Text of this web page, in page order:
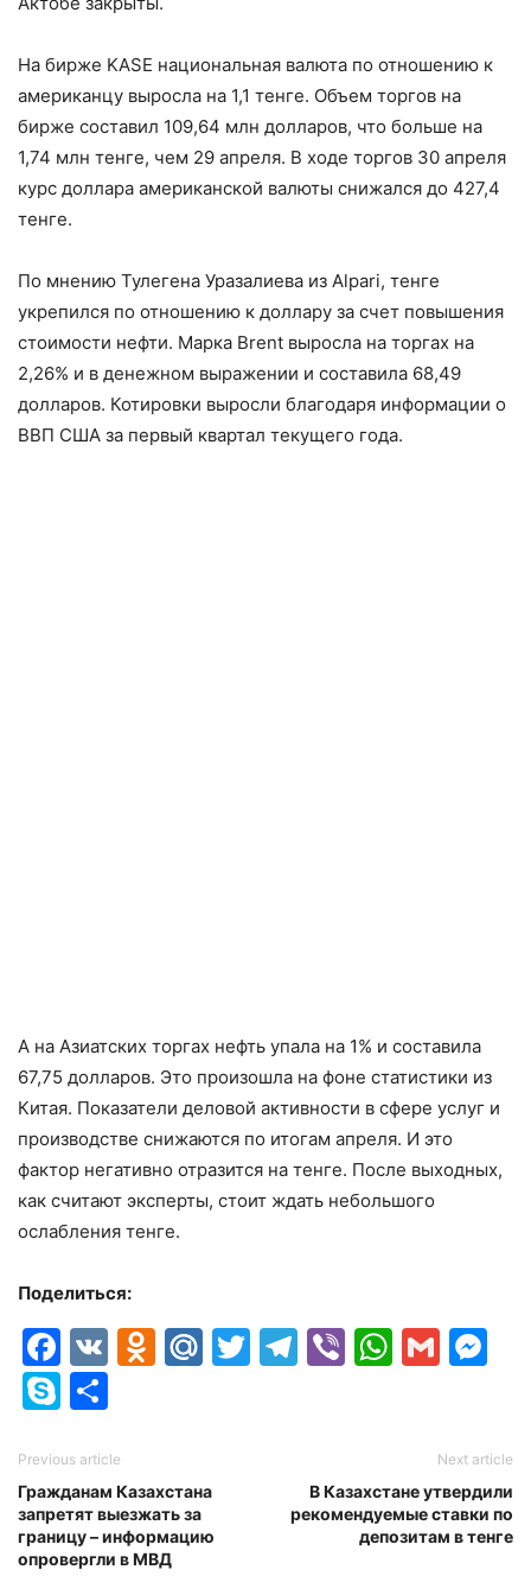
На бирже KASE национальная валюта по отношению к
американцу выросла на 1,1 тенге. Объем торгов на
бирже составил 109,64 млн долларов, что больше на
1,74 млн тенге, чем 29 апреля. В ходе торгов 30 апреля
курс доллара американской валюты снижался до 427,4
тенге.
По мнению Тулегена Уразалиева из Alpari, тенге
укрепился по отношению к доллару за счет повышения
стоимости нефти. Марка Brent выросла на торгах на
2,26% и в денежном выражении и составила 68,49
долларов. Котировки выросли благодаря информации о
ВВП США за первый квартал текущего года.
А на Азиатских торгах нефть упала на 1% и составила
67,75 долларов. Это произошла на фоне статистики из
Китая. Показатели деловой активности в сфере услуг и
производстве снижаются по итогам апреля. И это
фактор негативно отразится на тенге. После выходных,
как считают эксперты, стоит ждать небольшого
ослабления тенге.
Поделиться:
Facebook
VK Odnoklassniki
Mail.Ru
Twitter
Telegram
Viber
Skype
Previous article
Гражданам Казахстана
запретят выезжать за
границу – информацию
опровергли в МВД
Next article
В Казахстане утвердили
рекомендуемые ставки по
депозитам в тенге